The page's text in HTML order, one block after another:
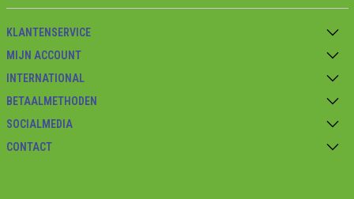
KLANTENSERVICE
MIJN ACCOUNT
INTERNATIONAL
BETAALMETHODEN
SOCIALMEDIA
CONTACT